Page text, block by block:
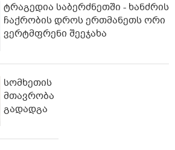
ტრაგედია საბერძნეთში - ხანძრის
ჩაქრობის დროს ერთმანეთს ორი
ვერტმფრენი შეეჯახა
სომხეთის
მთავრობა
გადადგა